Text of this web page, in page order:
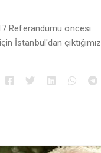
Referandumu öncesi
İstanbul'dan çıktığımız